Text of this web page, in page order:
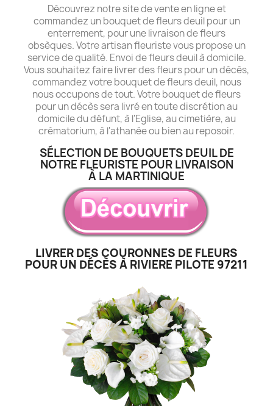
Découvrez notre site de vente en ligne et
commandez un bouquet de fleurs deuil pour un
enterrement, pour une livraison de fleurs
obsèques. Votre artisan fleuriste vous propose un
service de qualité. Envoi de fleurs deuil à domicile.
Vous souhaitez faire livrer des fleurs pour un décès,
commandez votre bouquet de fleurs deuil, nous
nous occupons de tout. Votre bouquet de fleurs
pour un décès sera livré en toute discrétion au
domicile du défunt, à l'Eglise, au cimetière, au
crématorium, à l'athanée ou bien au reposoir.
SÉLECTION DE BOUQUETS DEUIL DE
NOTRE FLEURISTE POUR LIVRAISON
À LA MARTINIQUE
LIVRER DES COURONNES DE FLEURS
POUR UN DÉCÈS À RIVIERE PILOTE 97211